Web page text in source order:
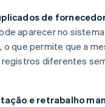
de
aparecer no
o que permite que a
registros diferentes
e retrabalho